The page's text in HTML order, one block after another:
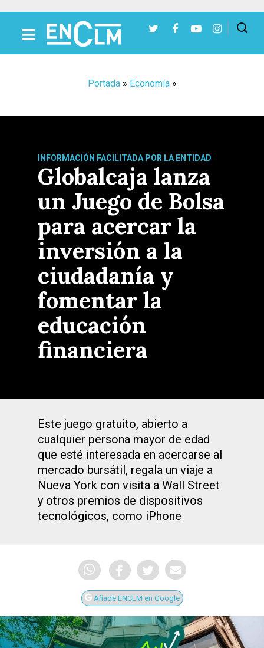
Portada» Economía»
INFORMACIÓN FACILITADA POR LA ENTIDAD
Globalcaja lanza
un Juego de Bolsa
para acercar la
inversión a la
ciudadanía y
fomentar la
educación
financiera
Este juego gratuito, abierto a
cualquier persona mayor de edad
que esté interesada en acercarse al
mercado bursátil, regala un viaje a
Nueva York con visita a Wall Street
y otros premios de dispositivos
tecnológicos, como iPhone
Añade ENCLM en Google